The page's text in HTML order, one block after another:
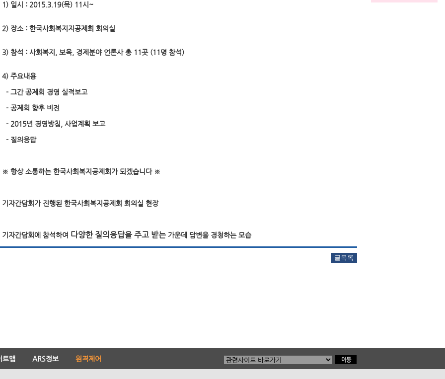
1) 일시 : 2015.3.19(목) 11시~
2) 장소 : 한국사회복지지공제회 회의실
3) 참석 : 사회복지, 보육, 경제분야 언론사 총 11곳 (11명 참석)
4) 주요내용
- 그간 공제회 경영 실적보고
- 공제회 향후 비전
- 2015년 경영방침, 사업계획 보고
- 질의응답
※ 항상 소통하는 한국사회복지공제회가 되겠습니다 ※
기자간담회가 진행된 한국사회복지공제회 회의실 현장
기자간담회에 참석하여 다양한 질의응답을 주고 받는 가운데 답변을 경청하는 모습
트맵 ARS정보 원격제어